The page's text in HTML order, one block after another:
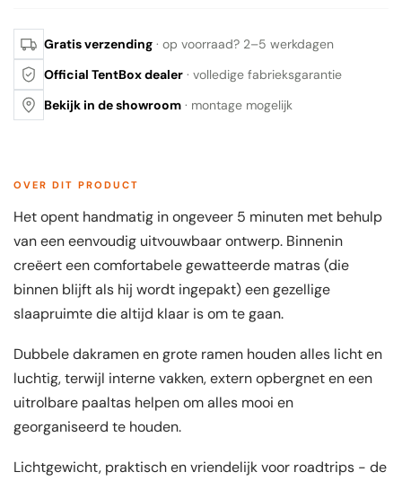
Gratis verzending · op voorraad? 2–5 werkdagen
Official TentBox dealer · volledige fabrieksgarantie
Bekijk in de showroom · montage mogelijk
OVER DIT PRODUCT
Het opent handmatig in ongeveer 5 minuten met behulp
van een eenvoudig uitvouwbaar ontwerp. Binnenin
creëert een comfortabele gewatteerde matras (die
binnen blijft als hij wordt ingepakt) een gezellige
slaapruimte die altijd klaar is om te gaan.
Dubbele dakramen en grote ramen houden alles licht en
luchtig, terwijl interne vakken, extern opbergnet en een
uitrolbare paaltas helpen om alles mooi en
georganiseerd te houden.
Lichtgewicht, praktisch en vriendelijk voor roadtrips - de